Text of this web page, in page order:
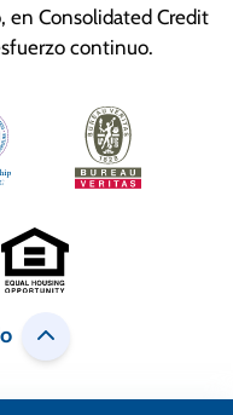
en Consolidated Credit
continuo.